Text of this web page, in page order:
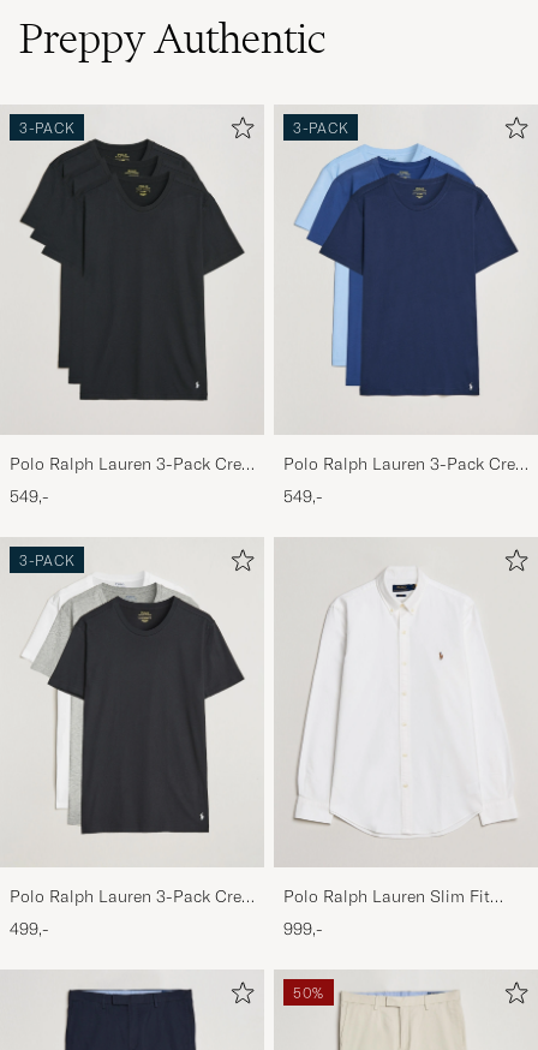
Preppy Authentic
3-PACK
Polo Ralph Lauren 3-Pack Crew
Neck T-Shirt Black
549,-
3-PACK
Polo Ralph Lauren 3-Pack Crew
Neck T-Shirt Navy/Light
Navy/Elite Blue
549,-
3-PACK
Polo Ralph Lauren 3-Pack Crew
Neck T-Shirt
White/Black/Andover Heather
499,-
Polo Ralph Lauren Slim Fit
Shirt Oxford White
999,-
50%